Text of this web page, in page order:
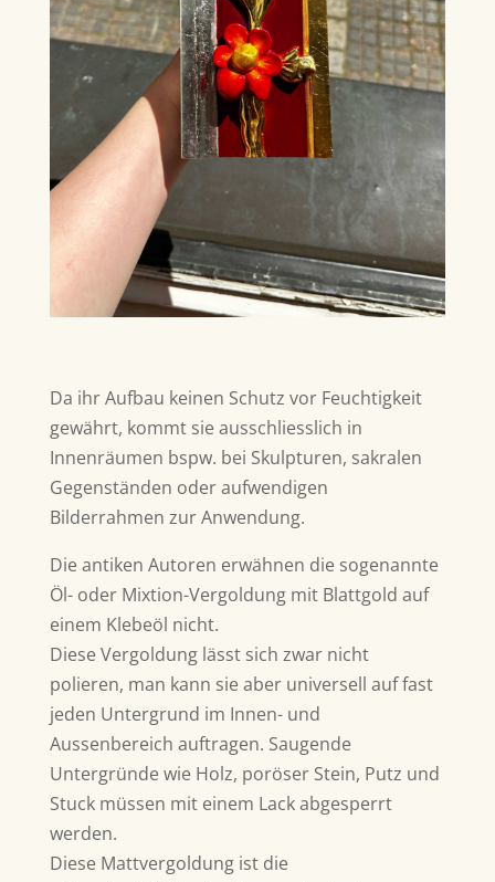
Da ihr Aufbau keinen Schutz vor Feuchtigkeit
gewährt, kommt sie ausschliesslich in
Innenräumen bspw. bei Skulpturen, sakralen
Gegenständen oder aufwendigen
Bilderrahmen zur Anwendung.
Die antiken Autoren erwähnen die sogenannte
Öl- oder Mixtion-Vergoldung mit Blattgold auf
einem Klebeöl nicht.
Diese Vergoldung lässt sich zwar nicht
polieren, man kann sie aber universell auf fast
jeden Untergrund im Innen- und
Aussenbereich auftragen. Saugende
Untergründe wie Holz, poröser Stein, Putz und
Stuck müssen mit einem Lack abgesperrt
werden.
Diese Mattvergoldung ist die